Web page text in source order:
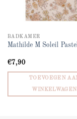
BADKAMER
Mathilde M Soleil
€7,90
TOEVOEGEN
WINKELWAGEN